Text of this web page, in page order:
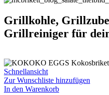
Grillkohle,
Grillreiniger für
Schnellansicht
Zur Wunschliste hinzufügen
In den Warenkorb